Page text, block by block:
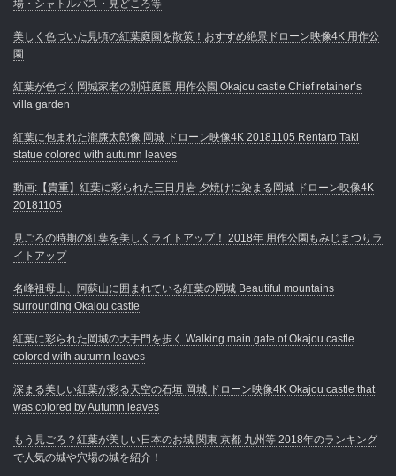
場・シャトルバス・見どころ等
美しく色づいた見頃の紅葉庭園を散策！おすすめ絶景ドローン映像4K 用作公
園
紅葉が色づく岡城家老の別荘庭園 用作公園 Okajou castle Chief retainer’s
villa garden
紅葉に包まれた瀧廉太郎像 岡城 ドローン映像4K 20181105 Rentaro Taki
statue colored with autumn leaves
動画:【貴重】紅葉に彩られた三日月岩 夕焼けに染まる岡城 ドローン映像4K
20181105
見ごろの時期の紅葉を美しくライトアップ！ 2018年 用作公園もみじまつりラ
イトアップ
名峰祖母山、阿蘇山に囲まれている紅葉の岡城 Beautiful mountains
surrounding Okajou castle
紅葉に彩られた岡城の大手門を歩く Walking main gate of Okajou castle
colored with autumn leaves
深まる美しい紅葉が彩る天空の石垣 岡城 ドローン映像4K Okajou castle that
was colored by Autumn leaves
もう見ごろ？紅葉が美しい日本のお城 関東 京都 九州等 2018年のランキング
で人気の城や穴場の城を紹介！